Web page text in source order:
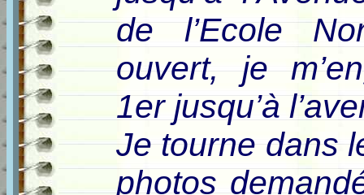
de l’Ecole
ouvert, je
1er jusqu’à
Je tourne dans
photos